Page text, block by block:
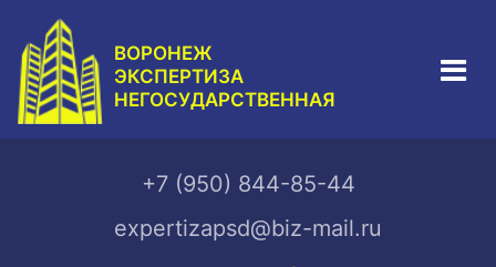
ВОРОНЕЖ
ЭКСПЕРТИЗА
НЕГОСУДАРСТВЕННАЯ
+7 (950) 844-85-44
expertizapsd@biz-mail.ru